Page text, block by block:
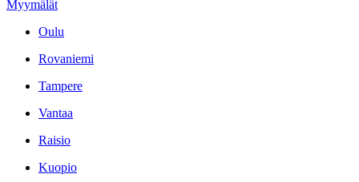
Myymälät
Oulu
Rovaniemi
Tampere
Vantaa
Raisio
Kuopio